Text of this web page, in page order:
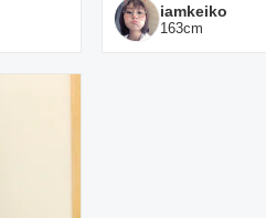
iamkeiko
163cm